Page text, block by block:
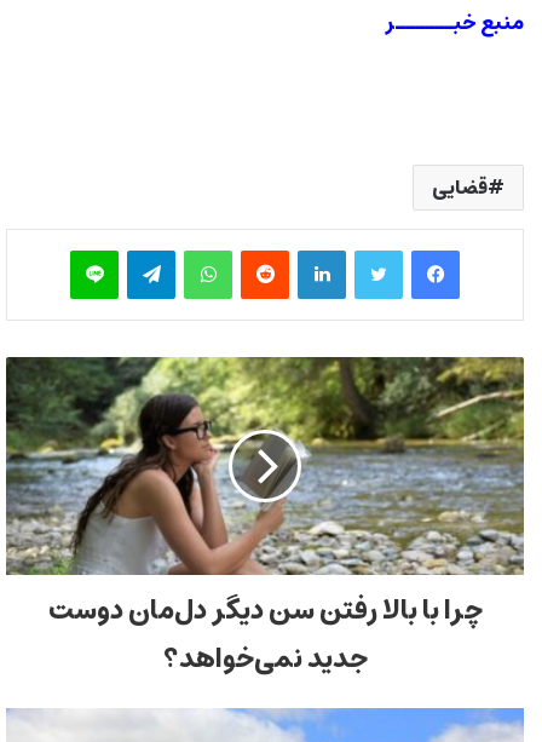
منبع خبــــــر
قضایی
فیس بوک توییتر لینکدین‫رددیت واتس آپ تلگرام لاین
چرا با بالا رفتن سن دیگر دل‌مان دوست
جدید نمی‌خواهد؟